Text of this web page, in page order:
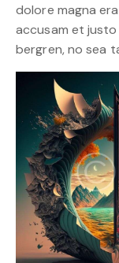
dolore magna
accusam et
bergren, no sea